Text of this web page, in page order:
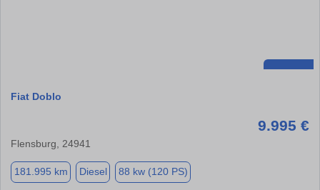
Fiat Doblo
9.995 €
Flensburg, 24941
181.995 km Diesel 88 kw (120 PS)